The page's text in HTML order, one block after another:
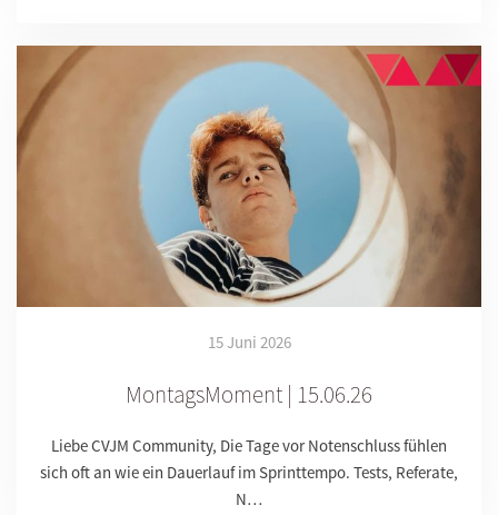
15 Juni 2026
MontagsMoment | 15.06.26
Liebe CVJM Community, Die Tage vor Notenschluss fühlen
sich oft an wie ein Dauerlauf im Sprinttempo. Tests, Referate,
N…